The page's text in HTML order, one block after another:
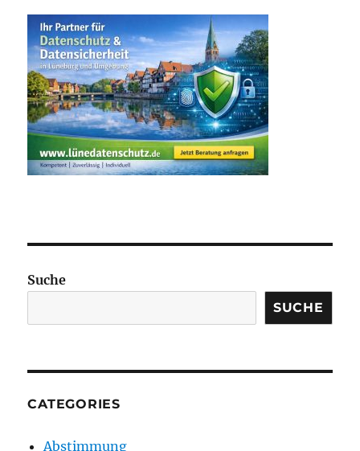
Suche
SUCHE
CATEGORIES
Abstimmung